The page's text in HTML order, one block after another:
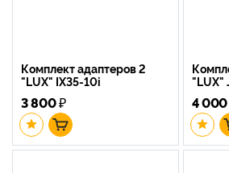
Комплект адаптеров 2
"LUX" IX35-10i
3 800₽
"LUX"
4 000